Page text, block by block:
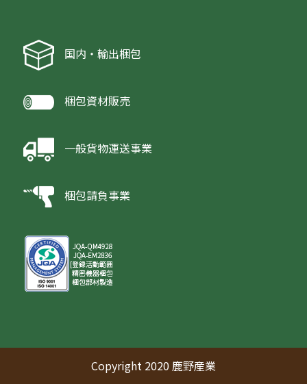
国内・輸出梱包
梱包資材販売
一般貨物運送事業
梱包請負事業
Copyright 2020 鹿野産業